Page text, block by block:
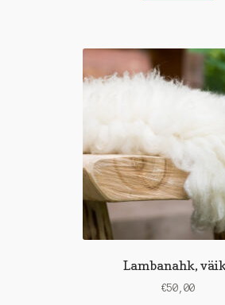
Lambanahk,
€50,00